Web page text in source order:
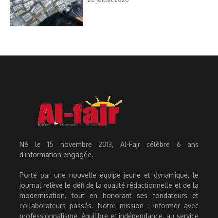
Né le 15 novembre 2013, Al-Fajr célèbre 6 ans
d’information engagée.
Porté par une nouvelle équipe jeune et dynamique, le
journal relève le défi de la qualité rédactionnelle et de la
modernisation, tout en honorant ses fondateurs et
collaborateurs passés. Notre mission : informer avec
professionnalisme, équilibre et indépendance, au service